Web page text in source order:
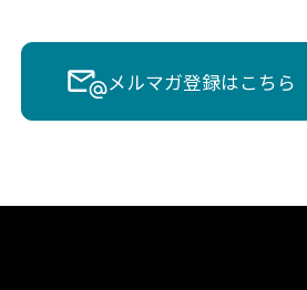
メルマガ登録はこちら